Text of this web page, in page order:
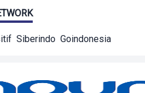
Siberindo Goindonesia